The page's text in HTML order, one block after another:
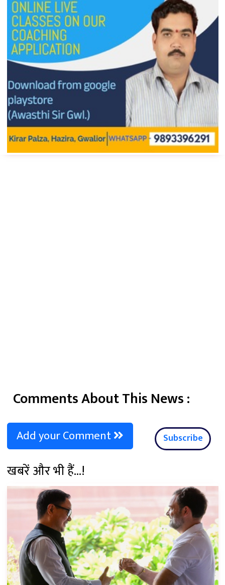
Comments About This News :
Add your Comment Subscribe
खबरें और भी हैं...!